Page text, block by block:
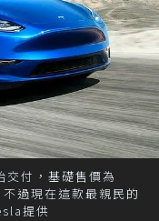
付，基礎售價為
過現在這款最親民的
提供